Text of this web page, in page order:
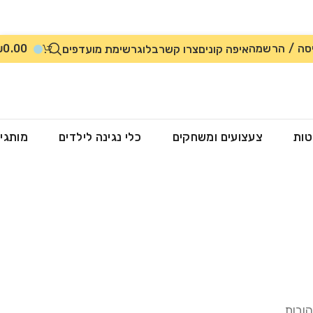
/ הרשמהאיפה קוניםצרו קשרבלוגרשימת מועדפים 0.00
צעצועים ומשחקים כלי נגינה לילדים